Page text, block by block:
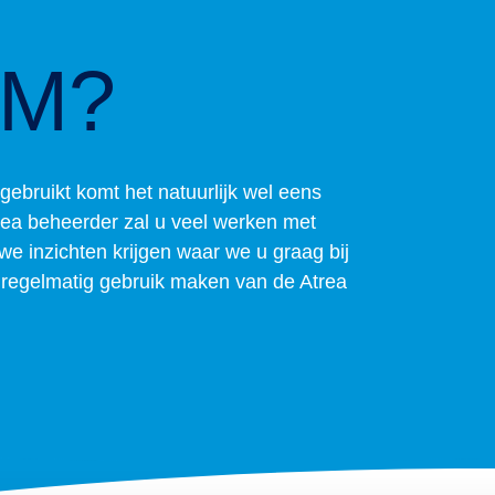
komt het natuurlijk wel eens
beheerder zal u veel werken met
inzichten krijgen waar we u graag bij
gebruik maken van de Atrea